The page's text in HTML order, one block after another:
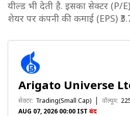
यील्ड भी देती है. इसका सेक्टर (P/
शेयर पर कंपनी की कमाई (EPS)
Arigato Universe
सेक्टर: Trading(Small Cap) वॉल्यूम:
AUG 07, 2026 00:00 IST बंद